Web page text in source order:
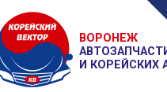
ВОРОНЕЖ
И КОРЕЙСКИХ